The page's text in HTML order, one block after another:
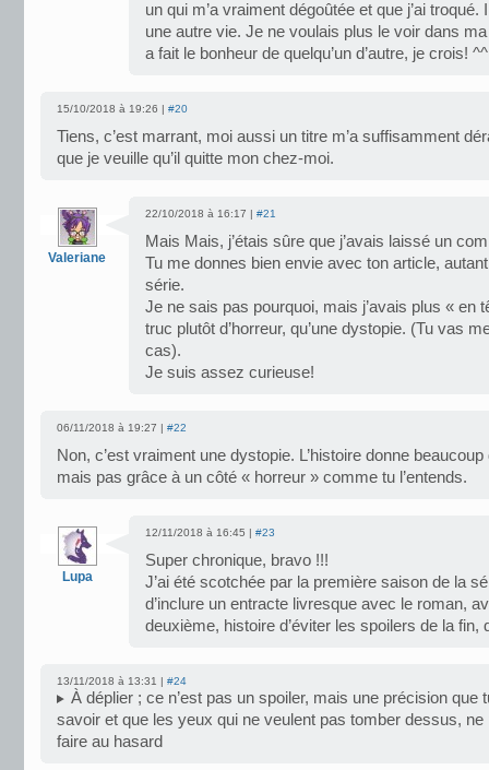
un qui m’a vraiment dégoûtée et que j’ai troqué.
une autre vie. Je ne voulais plus le voir dans
a fait le bonheur de quelqu’un d’autre, je crois! ^^
15/10/2018 à 19:26 | #20
Tiens, c’est marrant, moi aussi un titre m’a suffisamment
que je veuille qu’il quitte mon chez-moi.
Valeriane
22/10/2018 à 16:17 | #21
Mais Mais, j’étais sûre que j’avais laissé un
Tu me donnes bien envie avec ton article,
série.
Je ne sais pas pourquoi, mais j’avais plus « en
truc plutôt d’horreur, qu’une dystopie. (Tu vas
cas).
Je suis assez curieuse!
06/11/2018 à 19:27 | #22
Non, c’est vraiment une dystopie. L’histoire donne
mais pas grâce à un côté « horreur » comme tu l’entends.
Lupa
12/11/2018 à 16:45 | #23
Super chronique, bravo !!!
J’ai été scotchée par la première saison de la
d’inclure un entracte livresque avec le roman,
deuxième, histoire d’éviter les spoilers de la fin,
13/11/2018 à 13:31 | #24
À déplier ; ce n’est pas un spoiler, mais une précision que
savoir et que les yeux qui ne veulent pas tomber dessus, ne
faire au hasard